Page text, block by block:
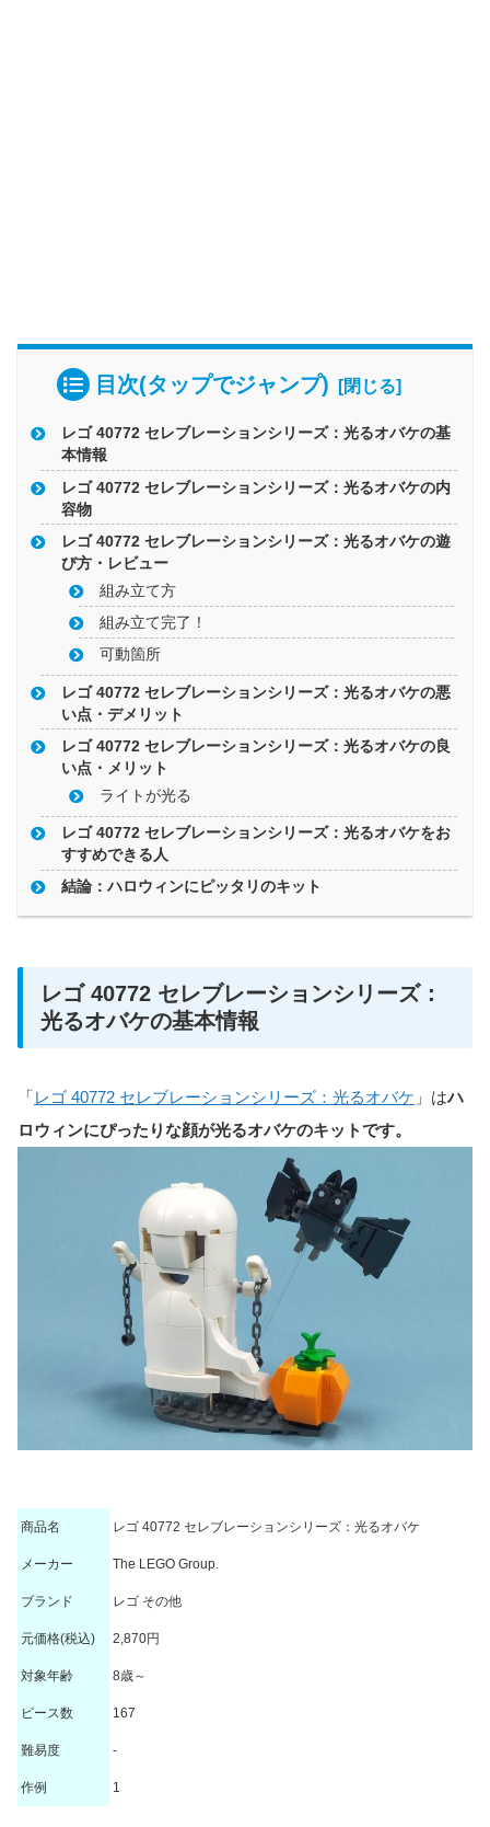
目次(タップでジャンプ)
レゴ 40772 セレブレーションシリーズ：光るオバケの基
本情報
レゴ 40772 セレブレーションシリーズ：光るオバケの内
容物
レゴ 40772 セレブレーションシリーズ：光るオバケの遊
び方・レビュー
組み立て方
組み立て完了！
可動箇所
レゴ 40772 セレブレーションシリーズ：光るオバケの悪
い点・デメリット
レゴ 40772 セレブレーションシリーズ：光るオバケの良
い点・メリット
ライトが光る
レゴ 40772 セレブレーションシリーズ：光るオバケをお
すすめできる人
結論：ハロウィンにピッタリのキット
レゴ 40772 セレブレーションシリーズ：
光るオバケの基本情報
「レゴ 40772 セレブレーションシリーズ：光るオバケ 」はハ
ロウィンにぴったりな顔が光るオバケのキットです。
商品名 レゴ 40772 セレブレーションシリーズ：光るオバケ
メーカー The LEGO Group.
ブランド レゴ その他
元価格(税込) 2,870円
対象年齢 8歳～
ピース数 167
難易度 -
作例 1